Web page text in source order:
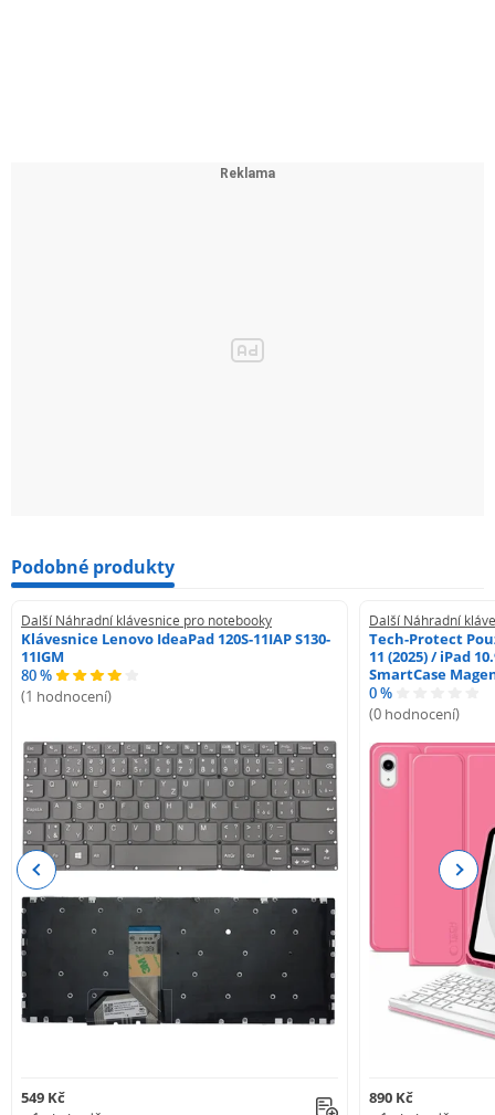
Podobné produkty
Další Náhradní klávesnice pro notebooky
Klávesnice Lenovo IdeaPad 120S-11IAP S130-
11IGM
80 %
(1 hodnocení)
549 Kč
Další Náhradní
Tech-Protect
11 (2025) / iPad
SmartCase
0 %
(0 hodnocení)
890 Kč
Previous Next